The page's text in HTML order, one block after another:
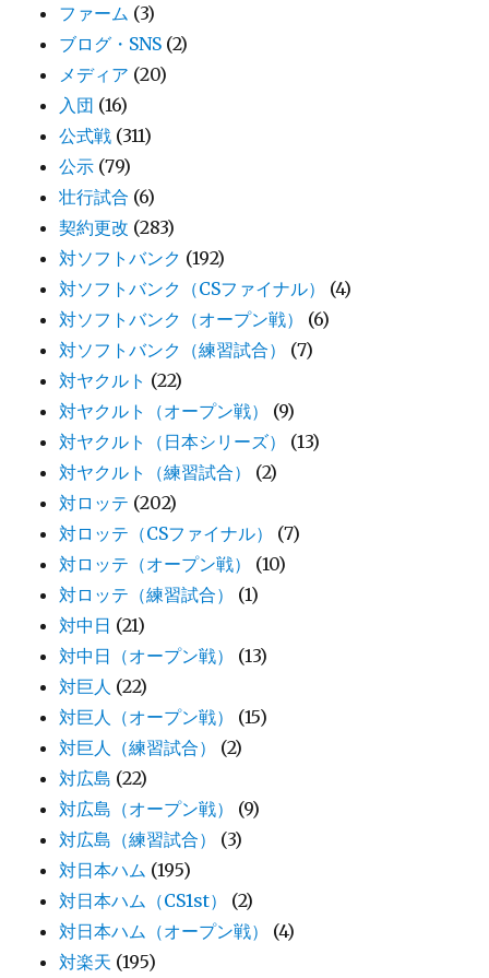
ファーム (3)
ブログ・SNS (2)
メディア (20)
入団 (16)
公式戦 (311)
公示 (79)
壮行試合 (6)
契約更改 (283)
対ソフトバンク (192)
対ソフトバンク（CSファイナル）
(4)
対ソフトバンク（オープン戦）
(6)
対ソフトバンク（練習試合）
(7)
対ヤクルト (22)
対ヤクルト（オープン戦）
(9)
対ヤクルト（日本シリーズ）
(13)
対ヤクルト（練習試合）
(2)
対ロッテ (202)
対ロッテ（CSファイナル）
(7)
対ロッテ（オープン戦）
(10)
対ロッテ（練習試合）
(1)
対中日 (21)
対中日（オープン戦）
(13)
対巨人 (22)
対巨人（オープン戦）
(15)
対巨人（練習試合）
(2)
対広島 (22)
対広島（オープン戦）
(9)
対広島（練習試合）
(3)
対日本ハム (195)
対日本ハム（CS1st）
(2)
対日本ハム（オープン戦）
(4)
対楽天 (195)